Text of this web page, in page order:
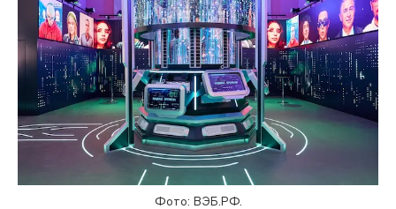
Фото: ВЭБ.РФ.